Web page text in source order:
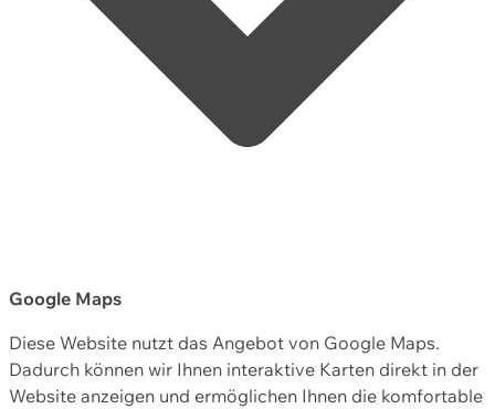
Google Maps
Diese Website nutzt das Angebot von Google Maps.
Dadurch können wir Ihnen interaktive Karten direkt in der
Website anzeigen und ermöglichen Ihnen die komfortable